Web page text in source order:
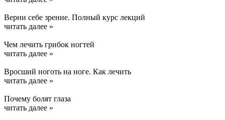
Верни себе зрение. Полный курс лекций
читать далее »
Чем лечить грибок ногтей
читать далее »
Вросший ноготь на ноге. Как лечить
читать далее »
Почему болят глаза
читать далее »